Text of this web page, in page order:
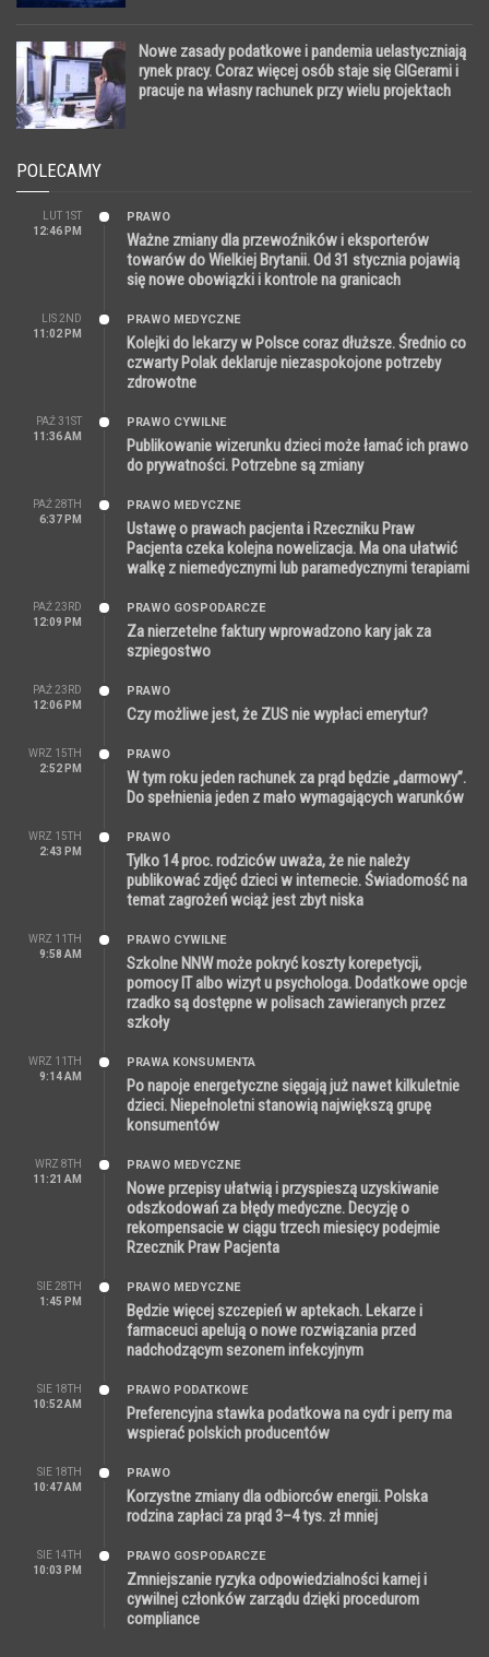
Nowe zasady podatkowe i pandemia uelastyczniają
rynek pracy. Coraz więcej osób staje się GIGerami i
pracuje na własny rachunek przy wielu projektach
POLECAMY
LUT 1ST
12:46 PM
PRAWO
Ważne zmiany dla przewoźników i eksporterów
towarów do Wielkiej Brytanii. Od 31 stycznia pojawią
się nowe obowiązki i kontrole na granicach
LIS 2ND
11:02 PM
PRAWO MEDYCZNE
Kolejki do lekarzy w Polsce coraz dłuższe. Średnio co
czwarty Polak deklaruje niezaspokojone potrzeby
zdrowotne
PAŹ 31ST
11:36 AM
PRAWO CYWILNE
Publikowanie wizerunku dzieci może łamać ich prawo
do prywatności. Potrzebne są zmiany
PAŹ 28TH
6:37 PM
PRAWO MEDYCZNE
Ustawę o prawach pacjenta i Rzeczniku Praw
Pacjenta czeka kolejna nowelizacja. Ma ona ułatwić
walkę z niemedycznymi lub paramedycznymi terapiami
PAŹ 23RD
12:09 PM
PRAWO GOSPODARCZE
Za nierzetelne faktury wprowadzono kary jak za
szpiegostwo
PAŹ 23RD
12:06 PM
PRAWO
Czy możliwe jest, że ZUS nie wypłaci emerytur?
WRZ 15TH
2:52 PM
PRAWO
W tym roku jeden rachunek za prąd będzie „darmowy”.
Do spełnienia jeden z mało wymagających warunków
WRZ 15TH
2:43 PM
PRAWO
Tylko 14 proc. rodziców uważa, że nie należy
publikować zdjęć dzieci w internecie. Świadomość na
temat zagrożeń wciąż jest zbyt niska
WRZ 11TH
9:58 AM
PRAWO CYWILNE
Szkolne NNW może pokryć koszty korepetycji,
pomocy IT albo wizyt u psychologa. Dodatkowe opcje
rzadko są dostępne w polisach zawieranych przez
szkoły
WRZ 11TH
9:14 AM
PRAWA KONSUMENTA
Po napoje energetyczne sięgają już nawet kilkuletnie
dzieci. Niepełnoletni stanowią największą grupę
konsumentów
WRZ 8TH
11:21 AM
PRAWO MEDYCZNE
Nowe przepisy ułatwią i przyspieszą uzyskiwanie
odszkodowań za błędy medyczne. Decyzję o
rekompensacie w ciągu trzech miesięcy podejmie
Rzecznik Praw Pacjenta
SIE 28TH
1:45 PM
PRAWO MEDYCZNE
Będzie więcej szczepień w aptekach. Lekarze i
farmaceuci apelują o nowe rozwiązania przed
nadchodzącym sezonem infekcyjnym
SIE 18TH
10:52 AM
PRAWO PODATKOWE
Preferencyjna stawka podatkowa na cydr i perry ma
wspierać polskich producentów
SIE 18TH
10:47 AM
PRAWO
Korzystne zmiany dla odbiorców energii. Polska
rodzina zapłaci za prąd 3–4 tys. zł mniej
SIE 14TH
10:03 PM
PRAWO GOSPODARCZE
Zmniejszanie ryzyka odpowiedzialności karnej i
cywilnej członków zarządu dzięki procedurom
compliance